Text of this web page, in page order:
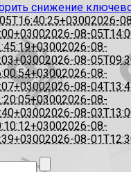
снижение
2026-
2026-08-
2026-08-
2026-08-
2026-08-
2026-08-
2026-08-
2026-08-
2026-08-
2026-08-